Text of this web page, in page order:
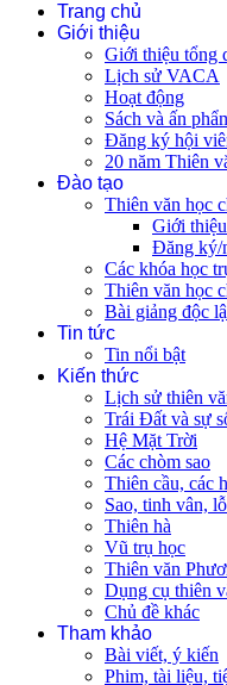
Trang chủ
Giới thiệu
Giới thiệu tổng
Lịch sử VACA
Hoạt động
Sách và ấn
Đăng ký hội
20 năm Thiên
Đào tạo
Thiên văn học
Giới
Đăng ký/
Các khóa học
Thiên văn học
Bài giảng độc
Tin tức
Tin nổi bật
Kiến thức
Lịch sử thiên
Trái Đất và sự
Hệ Mặt Trời
Các chòm sao
Thiên cầu, các
Sao, tinh vân,
Thiên hà
Vũ trụ học
Thiên văn
Dụng cụ thiên
Chủ đề khác
Tham khảo
Bài viết, ý kiến
Phim, tài liệu,